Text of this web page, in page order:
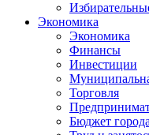
Экономика
Экономика
Финансы
Инвестиции
Торговля
Бюджет города